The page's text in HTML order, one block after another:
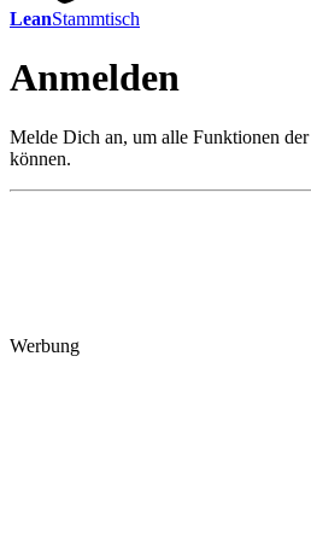
LeanStammtisch
Anmelden
Melde Dich an, um alle Funktionen der
können.
Werbung